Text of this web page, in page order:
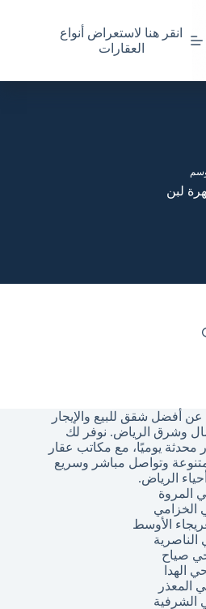
انقر هنا لاستعراض أنواع
العقارات
لبن
أفضل شقق للبيع والإيجار
وشرق الرياض. نوفر لك
يوميًا، مع مكاتب عقار
وتواصل مباشر وسريع
الرياض.
المروة
الخزامي
الأوسط
الناصرية
صياح
الهدا
المعذر
الشرفية